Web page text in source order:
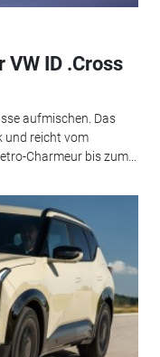
VW ID .Cross
aufmischen. Das
und reicht vom
Charmeur bis zum...